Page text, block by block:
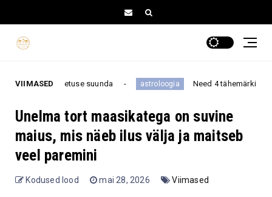
VIIMASEDsuunda astroloogia Need 4 tähemärki on kõige
Unelma tort maasikatega on suvine
maius, mis näeb ilus välja ja maitseb
veel paremini
Kodused lood mai 28, 2026 Viimased